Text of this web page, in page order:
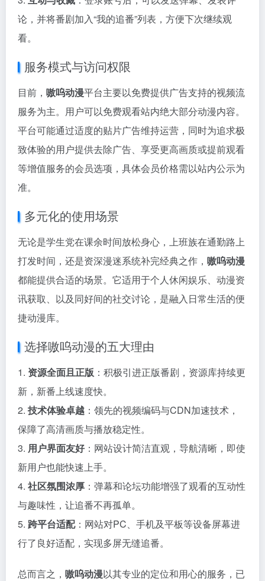
论，并将番剧加入“我的追番”列表，方便下次继续观
看。
服务模式与访问权限
目前， 嗷呜动漫平台主要以免费提供广告支持的视频流
服务为主。用户可以免费观看站内绝大部分动漫内容。
平台可能通过适度的贴片广告维持运营，同时为追求极
致体验的用户提供去除广告、享受更高画质或提前观看
等增值服务的会员选项，具体会员价格需以站内公示为
准。
多元化的使用场景
无论是学生党在课余时间放松身心，上班族在通勤路上
打发时间，还是资深漫迷系统补完经典之作， 嗷呜动漫
都能提供合适的场景。它适用于个人休闲娱乐、动漫资
讯获取、以及同好间的社交讨论，是融入日常生活的便
捷动漫库。
选择嗷呜动漫的五大理由
1. 资源全面且正版 ：积极引进正版番剧，资源库持续更
新，新番上线速度快。
2. 技术体验卓越 ：领先的视频编码与CDN加速技术，
保障了高清画质与播放稳定性。
3. 用户界面友好：网站设计简洁直观，导航清晰，即使
新用户也能快速上手。
4. 社区氛围浓厚 ：弹幕和论坛功能增强了观看的互动性
与趣味性，让追番不再孤单。
5. 跨平台适配：网站对PC、手机及平板等设备屏幕进
行了良好适配，实现多屏无缝追番。
总而言之， 嗷呜动漫以其专业的定位和用心的服务，已